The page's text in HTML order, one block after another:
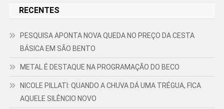
RECENTES
PESQUISA APONTA NOVA QUEDA NO PREÇO DA CESTA
BÁSICA EM SÃO BENTO
METAL É DESTAQUE NA PROGRAMAÇÃO DO BECO
NICOLE PILLATI: QUANDO A CHUVA DÁ UMA TRÉGUA, FICA
AQUELE SILÊNCIO NOVO